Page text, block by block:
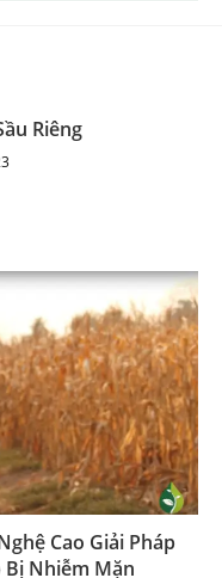
Riêng
Cao Giải Pháp
Nhiễm Mặn